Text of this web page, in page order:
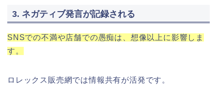
3. ネガティブ発言が記録される
SNSでの不満や店舗での愚痴は、想像以上に影響しま
す。
ロレックス販売網では情報共有が活発です。